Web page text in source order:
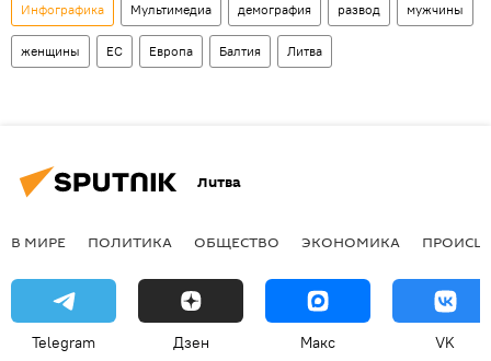
Инфографика Мультимедиа демография развод мужчины
женщины ЕС Европа Балтия Литва
Литва
В МИРЕ ПОЛИТИКА ОБЩЕСТВО ЭКОНОМИКА
Telegram Дзен Макс VK